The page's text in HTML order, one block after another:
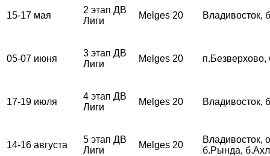
15-17 мая
2 этап ДВ
Лиги
Melges 20 Владивосток,
05-07 июня
3 этап ДВ
Лиги
Melges 20
17-19 июля
4 этап ДВ
Лиги
Melges 20 Владивосток,
14-16 августа
5 этап ДВ
Лиги
Melges 20
Владивосток,
б.Рында,